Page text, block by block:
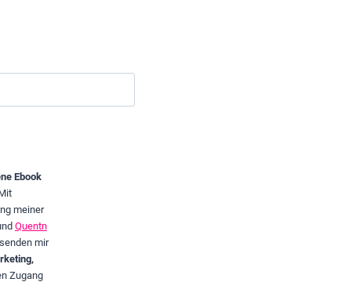
Ebook
meiner
Quentn
mir
Zugang